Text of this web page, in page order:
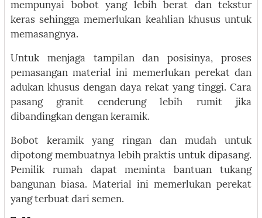
mempunyai bobot yang lebih berat dan tekstur
keras sehingga memerlukan keahlian khusus untuk
memasangnya.
Untuk menjaga tampilan dan posisinya, proses
pemasangan material ini memerlukan perekat dan
adukan khusus dengan daya rekat yang tinggi. Cara
pasang granit cenderung lebih rumit jika
dibandingkan dengan keramik.
Bobot keramik yang ringan dan mudah untuk
dipotong membuatnya lebih praktis untuk dipasang.
Pemilik rumah dapat meminta bantuan tukang
bangunan biasa. Material ini memerlukan perekat
yang terbuat dari semen.